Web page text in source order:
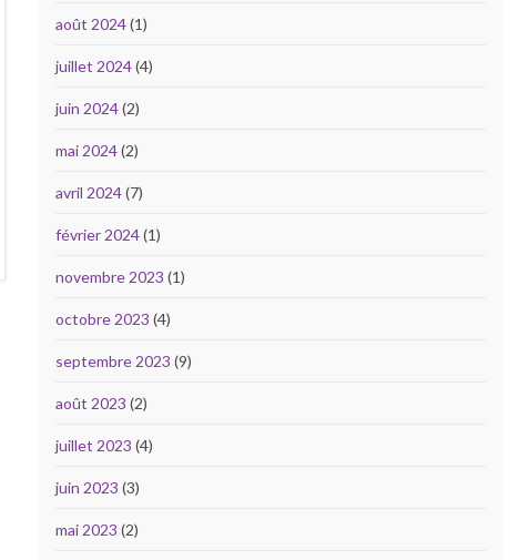
août 2024(1)
juillet 2024(4)
juin 2024(2)
mai 2024(2)
avril 2024(7)
février 2024(1)
novembre 2023 (1)
octobre 2023 (4)
septembre 2023 (9)
août 2023 (2)
juillet 2023 (4)
juin 2023 (3)
mai 2023 (2)